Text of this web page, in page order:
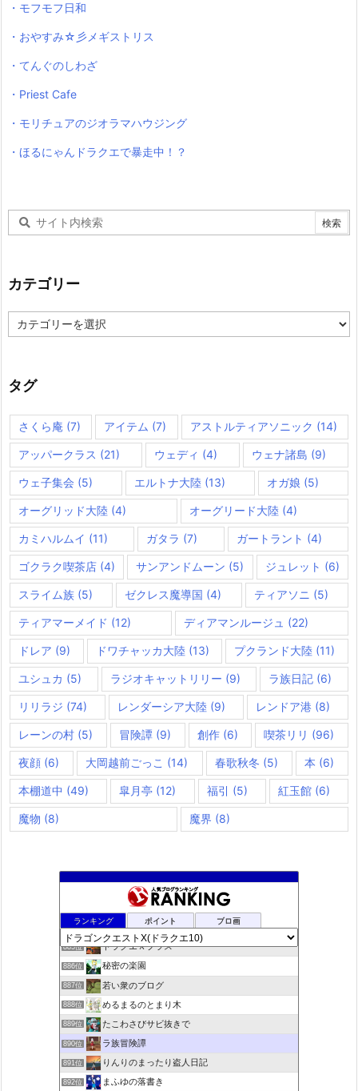
・モフモフ日和
・おやすみ☆彡メギストリス
・てんぐのしわざ
・Priest Cafe
・モリチュアのジオラマハウジング
・ほるにゃんドラクエで暴走中！？
カテゴリー
テ
ー
タグ
さくら庵 (7) アイテム (7) アストルティアソニック (14)
アッパークラス (21) ウェディ (4) ウェナ諸島 (9)
ウェ子集会 (5) エルトナ大陸 (13) オガ娘 (5)
オーグリッド大陸 (4) オーグリード大陸 (4)
カミハルムイ (11) ガタラ (7) ガートラント (4)
ゴクラク喫茶店 (4) サンアンドムーン (5) ジュレット (6)
スライム族 (5) ゼクレス魔導国 (4) ティアソニ (5)
ティアマーメイド (12) ディアマンルージュ (22)
ドレア (9) ドワチャッカ大陸(13) プクランド大陸 (11)
ユシュカ (5) ラジオキャットリリー (9) ラ族日記 (6)
リリラジ (74) レンダーシア大陸 (9) レンドア港 (8)
レーンの村 (5) 冒険譚(9) 創作(6) 喫茶リリ (96)
夜顔 (6) 大岡越前ごっこ (14) 春歌秋冬 (5) 本 (6)
本棚道中 (49) 皐月亭 (12) 福引 (5) 紅玉館(6)
魔物 (8) 魔界 (8)
ランキング ポイント ブロ画
夢路電信草紙
884位 ドラクエ10ぱふぱふの向こう側
885位 ドラクエＸプラス
886位 秘密の楽園
887位 若い衆のブログ
888位 めるまるのとまり木
889位 たこわさびサビ抜きで
890位 ラ族冒険譚
891位 りんりのまったり盗人日記
892位 まふゆの落書き